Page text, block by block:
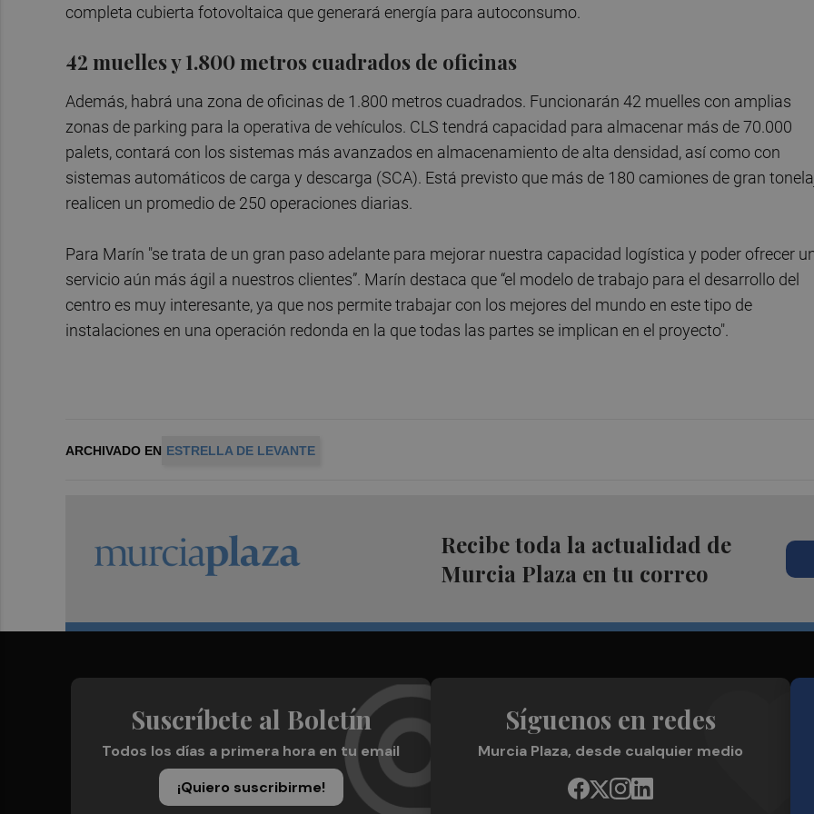
completa cubierta fotovoltaica que generará energía para autoconsumo.
42 muelles y 1.800 metros cuadrados de oficinas
Además, habrá una zona de oficinas de 1.800 metros cuadrados. Funcionarán 42 muelles con amplias
zonas de parking para la operativa de vehículos. CLS tendrá capacidad para almacenar más de 70.000
palets, contará con los sistemas más avanzados en almacenamiento de alta densidad, así como con
sistemas automáticos de carga y descarga (SCA). Está previsto que más de 180 camiones de gran
realicen un promedio de 250 operaciones diarias.
Para Marín "se trata de un gran paso adelante para mejorar nuestra capacidad logística y poder ofrecer
servicio aún más ágil a nuestros clientes”. Marín destaca que “el modelo de trabajo para el desarrollo del
centro es muy interesante, ya que nos permite trabajar con los mejores del mundo en este tipo de
instalaciones en una operación redonda en la que todas las partes se implican en el proyecto".
ARCHIVADO EN ESTRELLA DE LEVANTE
Recibe toda la actualidad de
Murcia Plaza en tu correo
Suscríbete al Boletín
Todos los días a primera hora en tu email
¡Quiero suscribirme!
Síguenos en redes
Murcia Plaza, desde cualquier medio